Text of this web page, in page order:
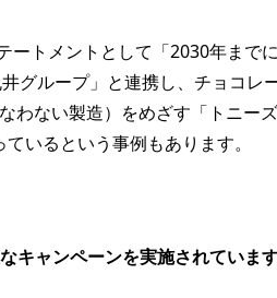
ートメントとして「2030年まで
グループ」と連携し、チョコレ
わない製造）をめざす「トニーズ
いるという事例もあります。
キャンペーンを実施されていま